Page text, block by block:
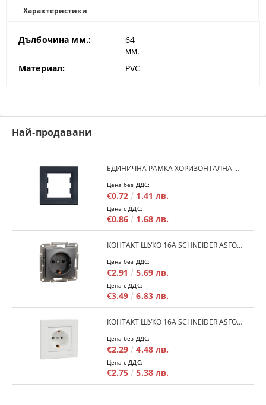
Характеристики
Дълбочина мм.:
64
мм.
Материал:
PVC
Най-продавани
ЕДИНИЧНА РАМКА ХОРИЗОНТАЛНА SCHNEIDER ASFORA EPH5800171 - АНТРАЦИТ
Цена без ДДС:
€0.72 1.41 лв.
Цена с ДДС:
€0.86 1.68 лв.
КОНТАКТ ШУКО 16A SCHNEIDER ASFORA EPH2900171 - АНРАЦИТ
Цена без ДДС:
€2.91 5.69 лв.
Цена с ДДС:
€3.49 6.83 лв.
КОНТАКТ ШУКО 16A SCHNEIDER ASFORA EPH2900121 - БЯЛ
Цена без ДДС:
€2.29 4.48 лв.
Цена с ДДС:
€2.75 5.38 лв.